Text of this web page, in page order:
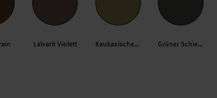
Lalvarit Violett Kaukasische Erde Grüner Schiefer